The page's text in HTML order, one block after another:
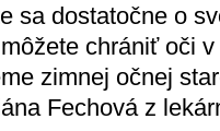
sa dostatočne o
chrániť oči
zimnej očnej
Fechová z